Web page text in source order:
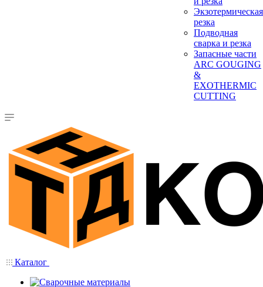
Экзотермическая
резка
Подводная
сварка и резка
Запасные части
ARC GOUGING
&
EXOTHERMIC
CUTTING
Каталог